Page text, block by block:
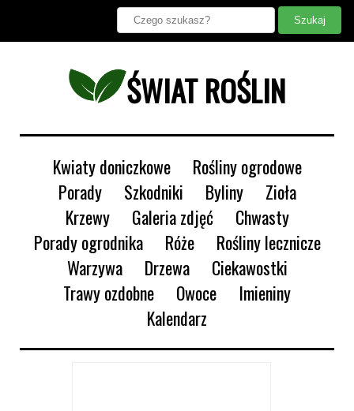
ŚWIAT ROŚLIN
Kwiaty doniczkowe
Rośliny ogrodowe
Porady
Szkodniki Byliny
Zioła
Krzewy
Galeria zdjęć
Chwasty
Porady ogrodnika
Róże
Rośliny lecznicze
Warzywa
Drzewa
Ciekawostki
Trawy ozdobne
Owoce
Imieniny
Kalendarz